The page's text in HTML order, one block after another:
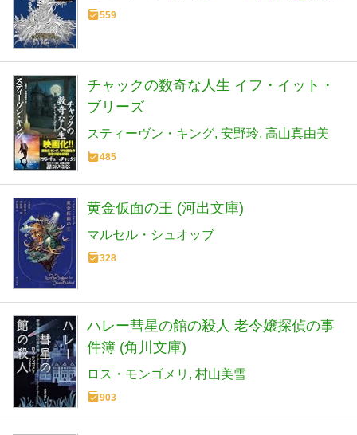
559
チャックの数奇な人生 イフ・イット・
ブリーズ
スティーヴン・キング 安野玲 高山真由美
485
黄金仮面の王 (河出文庫)
マルセル・シュオッブ
328
ハレー彗星の館の殺人 老令嬢探偵の事
件簿 (角川文庫)
ロス・モンゴメリ 村山美雪
903